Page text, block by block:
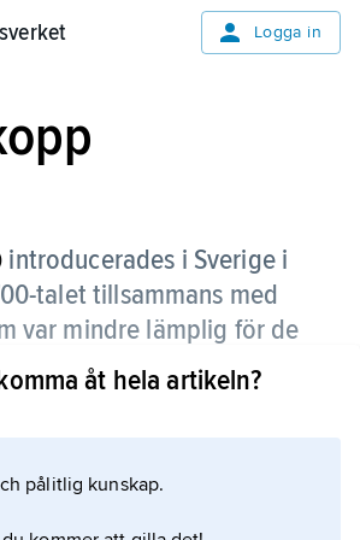
Logga in
introducerades i Sverige i
talet tillsammans med
var mindre lämplig för de
dryckeskärl som då stod till
eller fat utan hölls på grund
åt hela artikeln?
pålitlig kunskap.